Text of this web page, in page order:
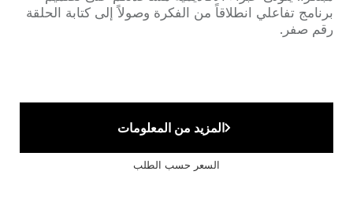
برنامج تفاعلي انطلاقاً من الفكرة وصولاً إلى كتابة الحلقة
رقم صفر.
المزيد من المعلومات
السعر حسب الطلب